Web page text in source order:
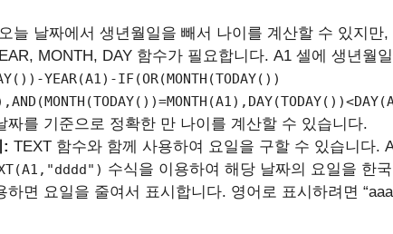
오늘 날짜에서 생년월일을 빼서 나이를 계산할 수 있지만
MONTH, DAY 함수가 필요합니다. A1 셀에 생년월
YEAR(A1)-IF(OR(MONTH(TODAY())
짜를 기준으로 정확한 만 나이를 계산할 수 있습니다.
: TEXT 함수와 함께 사용하여 요일을 구할 수 있습니다.
수식을 이용하여 해당 날짜의 요일을 한
하면 요일을 줄여서 표시합니다. 영어로 표시하려면